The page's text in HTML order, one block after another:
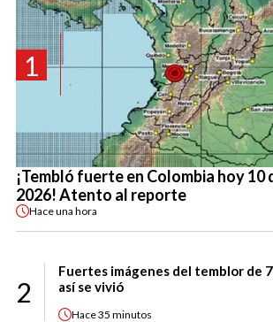
1
¡Tembló fuerte en Colombia hoy
2026! Atento al reporte
Haceuna hora
2
Fuertes imágenes del temblor de
así se vivió
Hace35 minutos